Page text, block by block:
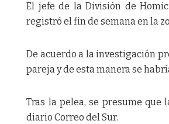
El jefe de la División de
registró el fin de semana en la
De acuerdo a la investigación
pareja y de esta manera se
Tras la pelea, se presume
diario Correo del Sur.